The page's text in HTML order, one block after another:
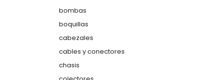
bombas
boquillas
cabezales
cables y conectores
chasis